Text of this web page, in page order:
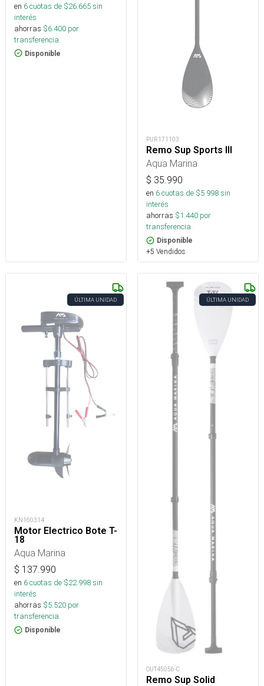
en 6cuotas de $26.665sin
interés
ahorras $6.400 por
transferencia.
Disponible
PUR171103
Remo Sup Sports III
Aqua Marina
$ 35.990
en 6cuotas de $5.998sin
interés
ahorras $1.440 por
transferencia.
Disponible
+5 Vendidos
ÚLTIMA UNIDAD
KN160314
Motor Electrico Bote T-
18
Aqua Marina
$ 137.990
en 6cuotas de $22.998sin
interés
ahorras $5.520 por
transferencia.
Disponible
ÚLTIMA UNIDAD
OUT45056-C
Remo Sup Solid